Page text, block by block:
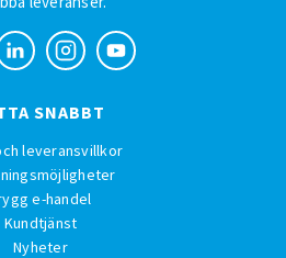
SNABBT
leveransvillkor
e-handel
Kundtjänst
Nyheter